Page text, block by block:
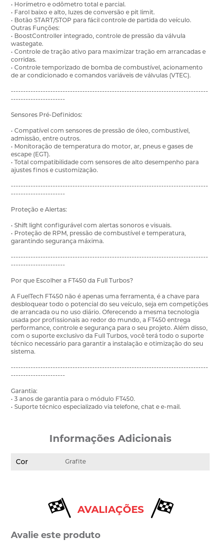
• Horímetro e odômetro total e parcial.
• Farol baixo e alto, luzes de conversão e pit limit.
• Botão START/STOP para fácil controle de partida do veículo.
Outras Funções:
• BoostController integrado, controle de pressão da válvula
wastegate.
• Controle de tração ativo para maximizar tração em arrancadas e
corridas.
• Controle temporizado de bomba de combustível, acionamento
de ar condicionado e comandos variáveis de válvulas (VTEC).
--------------------------------------------------------------------------------
----------------------
Sensores Pré-Definidos:
• Compatível com sensores de pressão de óleo, combustível,
admissão, entre outros.
• Monitoração de temperatura do motor, ar, pneus e gases de
escape (EGT).
• Total compatibilidade com sensores de alto desempenho para
ajustes finos e customização.
--------------------------------------------------------------------------------
----------------------
Proteção e Alertas:
• Shift light configurável com alertas sonoros e visuais.
• Proteção de RPM, pressão de combustível e temperatura,
garantindo segurança máxima.
--------------------------------------------------------------------------------
----------------------
Por que Escolher a FT450 da Full Turbos?
A FuelTech FT450 não é apenas uma ferramenta, é a chave para
desbloquear todo o potencial do seu veículo, seja em competições
de arrancada ou no uso diário. Oferecendo a mesma tecnologia
usada por profissionais ao redor do mundo, a FT450 entrega
performance, controle e segurança para o seu projeto. Além disso,
com o suporte exclusivo da Full Turbos, você terá todo o suporte
técnico necessário para garantir a instalação e otimização do seu
sistema.
--------------------------------------------------------------------------------
----------------------
Garantia:
• 3 anos de garantia para o módulo FT450.
• Suporte técnico especializado via telefone, chat e e-mail.
Informações Adicionais
Cor Grafite
AVALIAÇÕES
Avalie este produto